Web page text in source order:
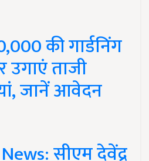
की गार्डनिंग
ताजी
जानें आवेदन
सीएम देवेंद्र